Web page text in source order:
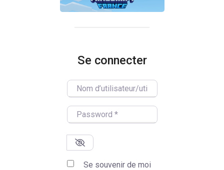
Se connecter
Nom d’utilisateur/utilisatrice
Password
Se souvenir de moi